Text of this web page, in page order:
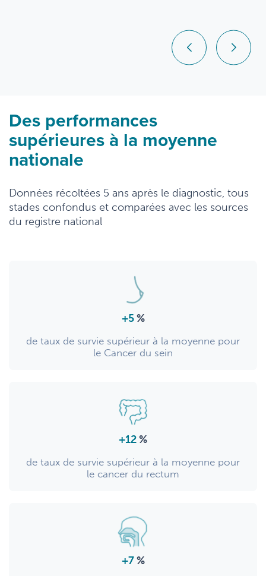
Des performances
supérieures à la moyenne
nationale
Données récoltées 5 ans après le diagnostic, tous
stades confondus et comparées avec les sources
du registre national
+5 %
de taux de survie supérieur à la moyenne pour
le Cancer du sein
+12%
de taux de survie supérieur à la moyenne pour
le cancer du rectum
+7 %